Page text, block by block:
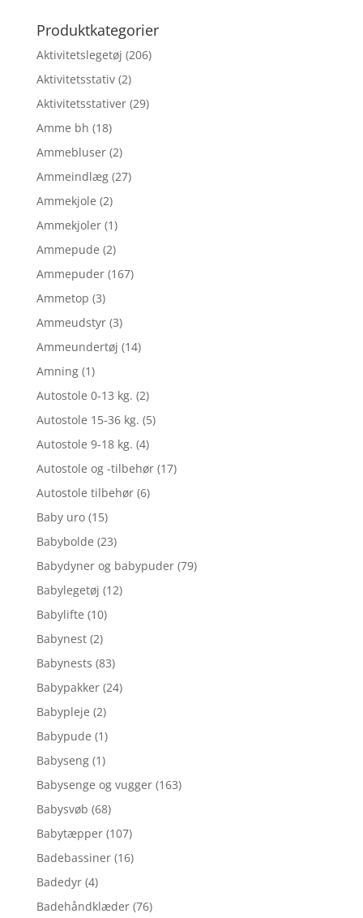
Produktkategorier
Aktivitetslegetøj (206)
Aktivitetsstativ (2)
Aktivitetsstativer (29)
Amme bh (18)
Ammebluser (2)
Ammeindlæg (27)
Ammekjole (2)
Ammekjoler (1)
Ammepude (2)
Ammepuder (167)
Ammetop (3)
Ammeudstyr (3)
Ammeundertøj (14)
Amning (1)
Autostole 0-13 kg. (2)
Autostole 15-36 kg. (5)
Autostole 9-18 kg. (4)
Autostole og -tilbehør (17)
Autostole tilbehør (6)
Baby uro (15)
Babybolde (23)
Babydyner og babypuder (79)
Babylegetøj (12)
Babylifte (10)
Babynest (2)
Babynests (83)
Babypakker (24)
Babypleje (2)
Babypude (1)
Babyseng (1)
Babysenge og vugger (163)
Babysvøb (68)
Babytæpper (107)
Badebassiner (16)
Badedyr (4)
Badehåndklæder (76)